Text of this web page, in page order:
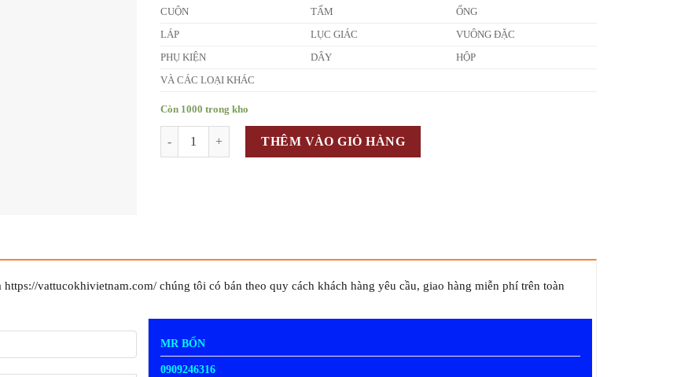
CUỘN TẤM ỐNG
LÁP LỤC GIÁC VUÔNG ĐẶC
PHỤ KIỆN DÂY HỘP
VÀ CÁC LOẠI KHÁC
Còn 1000 trong kho
THÊM VÀO GIỎ HÀNG
vattucokhivietnam.com/ chúng tôi có bán theo quy cách khách hàng yêu cầu, giao hàng miễn phí trên toàn
MR BỐN
0909246316